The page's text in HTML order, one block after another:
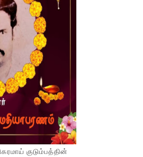
குடும்பத்தின்